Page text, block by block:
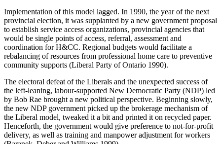
Implementation of this model lagged. In 1990, the year of the next
provincial election, it was supplanted by a new government proposal
to establish service access organizations, provincial agencies that
would be single points of access, referral, assessment and
coordination for H&CC. Regional budgets would facilitate a
rebalancing of resources from professional home care to preventive
community supports (Liberal Party of Ontario 1990).
The electoral defeat of the Liberals and the unexpected success of
the left-leaning, labour-supported New Democratic Party (NDP) led
by Bob Rae brought a new political perspective. Beginning slowly,
the new NDP government picked up the brokerage mechanism of
the Liberal model, tweaked it a bit and printed it on recycled paper.
Henceforth, the government would give preference to not-for-profit
delivery, as well as training and manpower adjustment for workers